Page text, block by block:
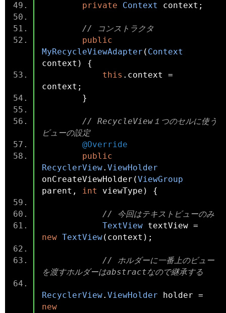
private Context context ;
// コンストラクタ
public
MyRecycleViewAdapter ( Context
context )
{
this . context =
context ;
}
// RecycleView１つのセルに使う
ビューの設定
@Override
public
RecyclerView. ViewHolder
onCreateViewHolder (ViewGroup
parent , int viewType ) {
// 今回はテキストビューのみ
TextView textView =
new TextView( context );
// ホルダーに一番上のビュー
を渡すホルダーはabstractなので継承する
RecyclerView. ViewHolder holder =
new